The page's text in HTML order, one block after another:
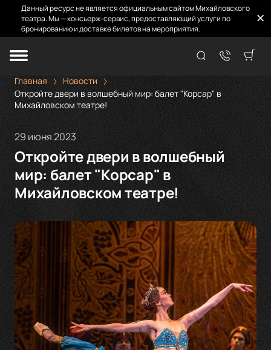
Данный ресурс не является официальным сайтом Михайловского
театра. Мы — консьерж-сервис, предоставляющий услуги по
бронированию и доставке билетов на мероприятия.
Главная
Новости
Откройте двери в волшебный мир: балет "Корсар" в
Михайловском театре!
29 июня 2023
Откройте двери в волшебный
мир: балет "Корсар" в
Михайловском театре!